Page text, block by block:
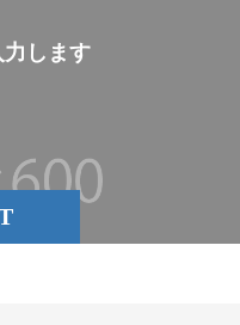
し ます。